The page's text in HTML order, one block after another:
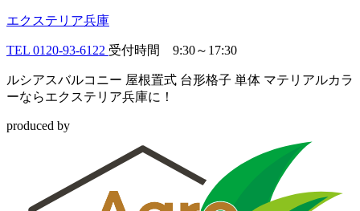
エクステリア兵庫
TEL 0120-93-6122 受付時間 9:30～17:30
ルシアスバルコニー 屋根置式 台形格子 単体 マテリアルカラ
ーならエクステリア兵庫に！
produced by